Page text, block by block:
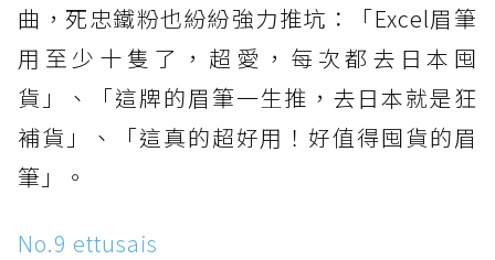
曲，死忠鐵粉也紛紛強力推坑：「Excel眉筆
用至少十隻了，超愛，每次都去日本囤
貨」、「這牌的眉筆一生推，去日本就是狂
補貨」、「這真的超好用！好值得囤貨的眉
筆」。
No.9 ettusais